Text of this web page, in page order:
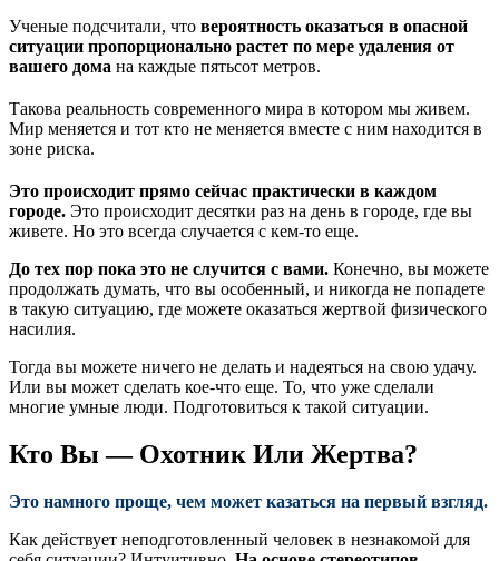
Ученые подсчитали, что вероятность оказаться в опасной
ситуации пропорционально растет по мере удаления от
вашего дома на каждые пятьсот метров.
Такова реальность современного мира в котором мы живем.
Мир меняется и тот кто не меняется вместе с ним находится в
зоне риска.
Это происходит прямо сейчас практически в каждом
городе. Это происходит десятки раз на день в городе, где вы
живете. Но это всегда случается с кем-то еще.
До тех пор пока это не случится с вами. Конечно, вы можете
продолжать думать, что вы особенный, и никогда не попадете
в такую ситуацию, где можете оказаться жертвой физического
насилия.
Тогда вы можете ничего не делать и надеяться на свою удачу.
Или вы может сделать кое-что еще. То, что уже сделали
многие умные люди. Подготовиться к такой ситуации.
Кто Вы — Охотник Или Жертва?
Это намного проще, чем может казаться на первый взгляд.
Как действует неподготовленный человек в незнакомой для